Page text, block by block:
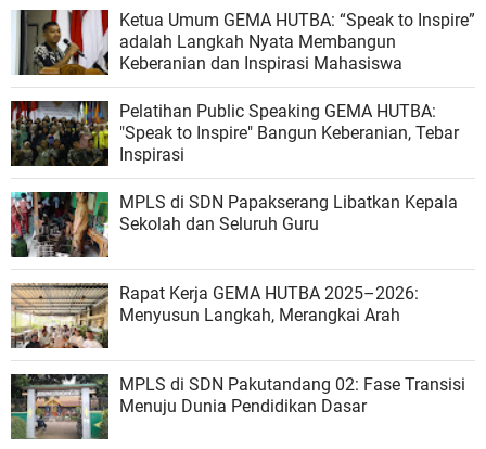
Ketua Umum GEMA HUTBA: “Speak to Inspire”
adalah Langkah Nyata Membangun
Keberanian dan Inspirasi Mahasiswa
Pelatihan Public Speaking GEMA HUTBA:
"Speak to Inspire" Bangun Keberanian, Tebar
Inspirasi
MPLS di SDN Papakserang Libatkan Kepala
Sekolah dan Seluruh Guru
Rapat Kerja GEMA HUTBA 2025–2026:
Menyusun Langkah, Merangkai Arah
MPLS di SDN Pakutandang 02: Fase Transisi
Menuju Dunia Pendidikan Dasar